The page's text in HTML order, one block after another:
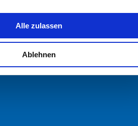
Alle zulassen
Ablehnen
und Sprache wählen